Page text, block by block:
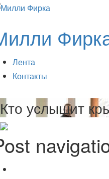
Лента
Контакты
Кто услышит